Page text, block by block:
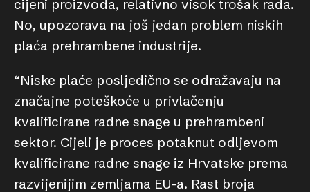
cijeni proizvoda, relativno visok trošak rada.
No, upozorava na još jedan problem niskih
plaća prehrambene industrije.
“Niske plaće posljedično se odražavaju na
značajne poteškoće u privlačenju
kvalificirane radne snage u prehrambeni
sektor. Cijeli je proces potaknut odljevom
kvalificirane radne snage iz Hrvatske prema
razvijenijim zemljama EU-a. Rast broja